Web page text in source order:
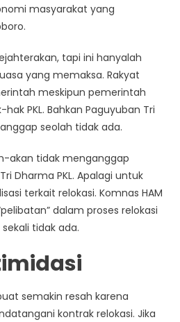
masyarakat yang
tapi ini hanyalah
yang memaksa. Rakyat
meskipun pemerintah
PKL. Bahkan Paguyuban Tri
seolah tidak ada.
akan tidak menganggap
Dharma PKL. Apalagi untuk
terkait relokasi. Komnas HAM
dalam proses relokasi
tidak ada.
semakin resah karena
kontrak relokasi. Jika